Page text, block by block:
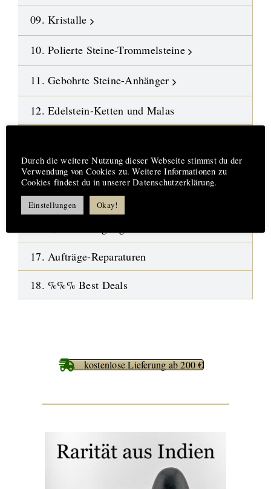
09. Kristalle
10. Polierte Steine-Trommelsteine
11. Gebohrte Steine-Anhänger
12. Edelstein-Ketten und Malas
14. Symbol-Schmuck
15. Design-Engel aus Fusingglas
17. Aufträge-Reparaturen
18. %%% Best Deals
kostenlose Lieferung ab 200 €
Durch die weitere Nutzung dieser Webseite stimmst du der
Verwendung von Cookies zu. Weitere Informationen zu
Cookies findest du in unserer Datenschutzerklärung.
Einstellungen Okay!